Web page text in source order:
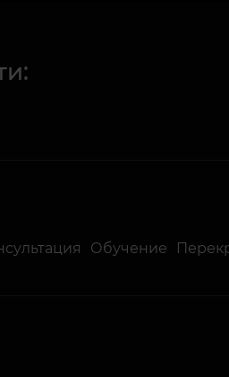
Обучение